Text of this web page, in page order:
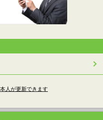
人が更新できます